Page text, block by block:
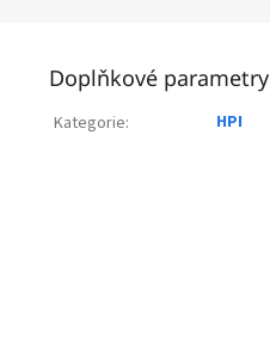
Doplňkové parametry
Kategorie: HPI